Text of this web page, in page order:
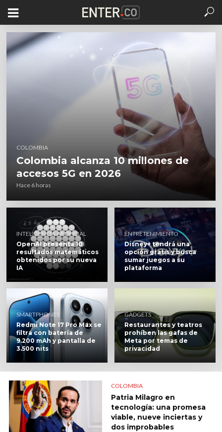
COLOMBIA
Colombia alcanza 10 millones de
accesos 5G en 2026
Hace 6 horas
INTELIGENCIA ARTIFICIAL
OpenAI presenta 10
resultados matemáticos
obtenidos por su nueva
IA
ENTRETENIMIENTO
Disney+ tendrá una
opción gratis y busca
sumar juegos a su
plataforma
SMARTPHONES
Redmi Note 17 Pro Max se
filtra con batería de
9.200 mAh y pantalla de
3.500 nits
GADGETS
Restaurantes y teatros
prohíben las gafas de
Meta por temas de
privacidad
COLOMBIA
Patria Milagro en
tecnología: una promesa
viable, nueve inciertas y
dos improbables